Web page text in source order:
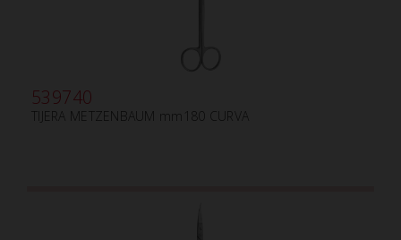
539740
TIJERA METZENBAUM mm180 CURVA